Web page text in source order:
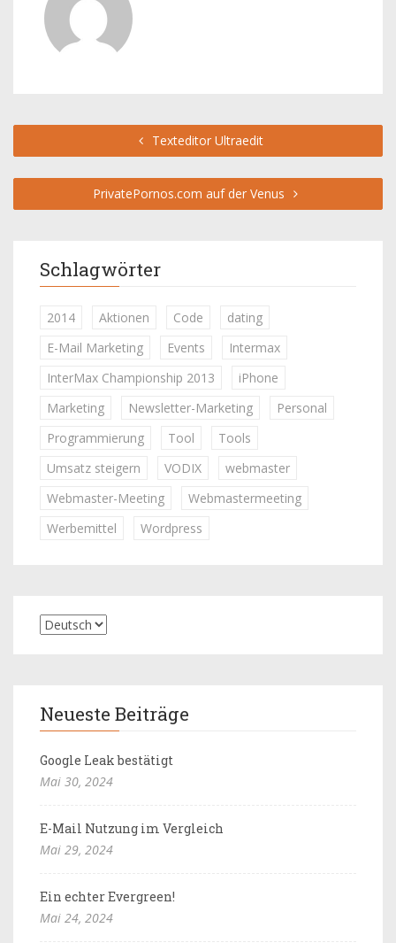
Texteditor Ultraedit
PrivatePornos.com auf der Venus
Schlagwörter
2014 Aktionen Code
dating
E-Mail Marketing
Events
Intermax
InterMax Championship 2013
iPhone
Marketing
Newsletter-Marketing
Personal
Programmierung
Tool
Tools
Umsatz steigern
VODIX
webmaster
Webmaster-Meeting
Webmastermeeting
Werbemittel
Wordpress
Neueste Beiträge
Google Leak bestätigt
Mai 30, 2024
E-Mail Nutzung im Vergleich
Mai 29, 2024
Ein echter Evergreen!
Mai 24, 2024